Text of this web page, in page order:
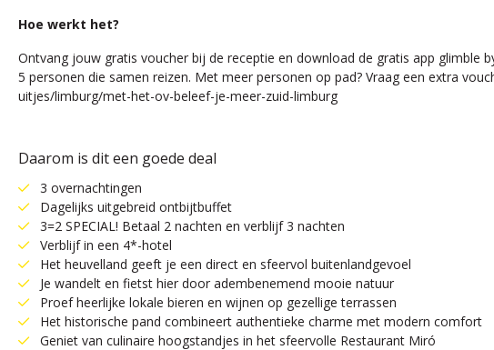
Hoe werkt het?
Ontvang jouw gratis voucher bij de receptie en download de gratis app glimble
5 personen die samen reizen. Met meer personen op pad? Vraag een extra
uitjes/limburg/met-het-ov-beleef-je-meer-zuid-limburg
Daarom is dit een goede deal
3 overnachtingen
Dagelijks uitgebreid ontbijtbuffet
3=2 SPECIAL! Betaal 2 nachten en verblijf 3 nachten
Verblijf in een 4*-hotel
Het heuvelland geeft je een direct en sfeervol buitenlandgevoel
Je wandelt en fietst hier door adembenemend mooie natuur
Proef heerlijke lokale bieren en wijnen op gezellige terrassen
Het historische pand combineert authentieke charme met modern comfort
Geniet van culinaire hoogstandjes in het sfeervolle Restaurant Miró